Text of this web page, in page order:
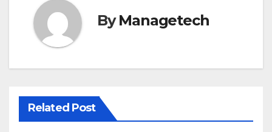
シ
ョ
ン
ByManagetech
Related Post